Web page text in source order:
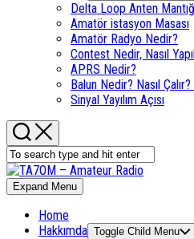
Delta Loop Anten
Amatör istasyon Masası
Amatör Radyo Nedir?
Contest Nedir, Nasıl
APRS Nedir?
Balun Nedir? Nasıl Çalır?
Sinyal Yayılım Açısı
Expand Menu
Home
Hakkımda Toggle Child Menu